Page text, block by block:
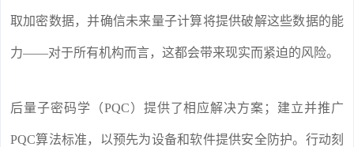
取加密数据，并确信未来量子计算将提供破解这些数据的能
力——对于所有机构而言，这都会带来现实而紧迫的风险。
后量子密码学（PQC）提供了相应解决方案；建立并推广
PQC算法标准，以预先为设备和软件提供安全防护。行动刻